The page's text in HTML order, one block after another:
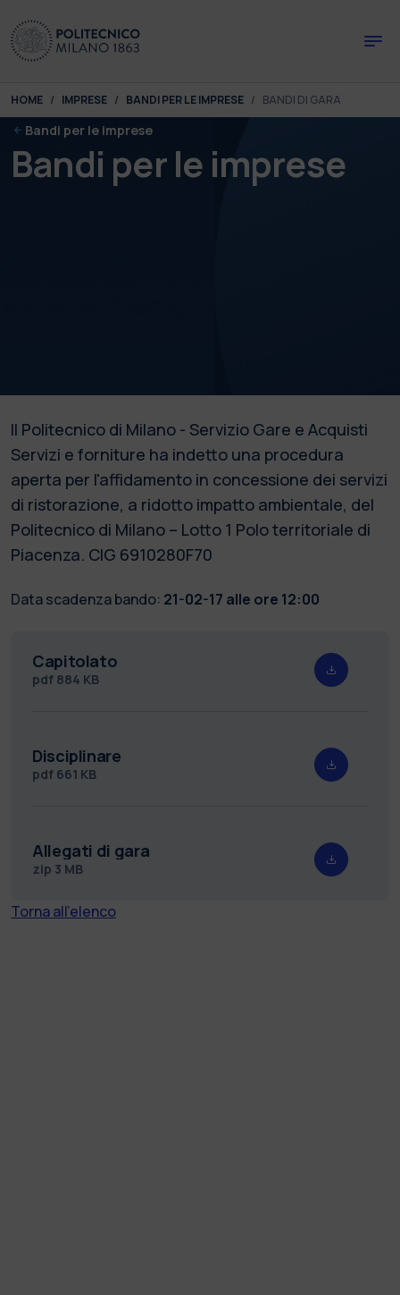
You are here:
HOME IMPRESE BANDI PER LE IMPRESE BANDI DI GARA
Bandi per le imprese
Bandi per le imprese
Il Politecnico di Milano - Servizio Gare e Acquisti
Servizi e forniture ha indetto una procedura
aperta per l'affidamento in concessione dei servizi
di ristorazione, a ridotto impatto ambientale, del
Politecnico di Milano – Lotto 1 Polo territoriale di
Piacenza. CIG 6910280F70
Data scadenza bando: 21-02-17 alle ore 12:00
Capitolato
pdf 884 KB
Disciplinare
pdf 661 KB
Allegati di gara
zip 3 MB
Torna all'elenco